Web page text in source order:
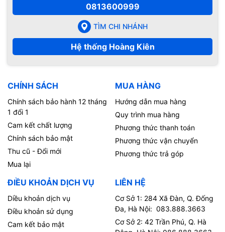
0813600999
TÌM CHI NHÁNH
Hệ thống Hoàng Kiên
CHÍNH SÁCH
Chính sách bảo hành 12 tháng
1 đổi 1
Cam kết chất lượng
Chính sách bảo mật
Thu cũ - Đổi mới
Mua lại
MUA HÀNG
Hướng dẫn mua hàng
Quy trình mua hàng
Phương thức thanh toán
Phương thức vận chuyển
Phương thức trả góp
ĐIỀU KHOẢN DỊCH VỤ
Diều khoản dịch vụ
Điều khoản sử dụng
Cam kết bảo mật
LIÊN HỆ
Cơ Sở 1: 284 Xã Đàn, Q. Đống
Đa, Hà Nội: 083.888.3663
Cơ Sở 2: 42 Trần Phú, Q. Hà